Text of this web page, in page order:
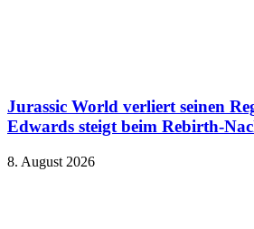
Jurassic World verliert seinen
Edwards steigt beim Rebirth-
8. August 2026